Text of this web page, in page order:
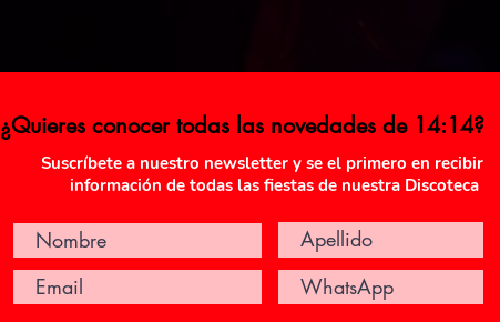
¿Quieres conocer todas las novedades de 14:14?
Suscríbete a nuestro newsletter y se el primero en recibir
información de todas las fiestas de nuestra Discoteca